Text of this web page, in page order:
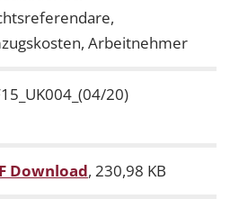
Arbeitnehmer
20)
Download, 230,98 KB